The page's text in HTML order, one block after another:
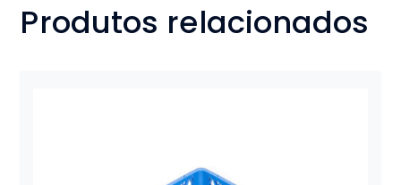
Produtos relacionados